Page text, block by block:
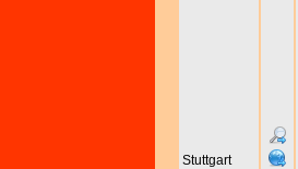
Stuttgart